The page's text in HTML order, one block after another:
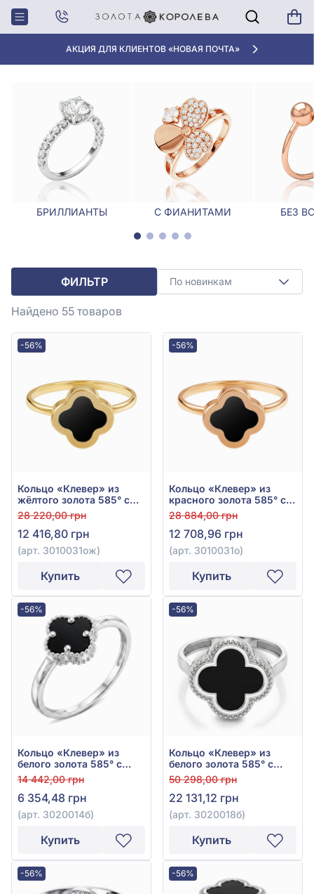
АКЦИЯ ДЛЯ КЛИЕНТОВ «НОВАЯ ПОЧТА»
Главная Кольца Кольца с ониксом
КОЛЬЦА С ОНИКСОМ
БРИЛЛИАНТЫ С ФИАНИТАМИ БЕЗ
ФИЛЬТР По новинкам
Найдено 55 товаров
-56%
Кольцо «Клевер» из
жёлтого золота 585° с
чёрным ониксом, арт.
3010031ож
28 220,00 грн
12 416,80 грн
(арт. 3010031ож)
Купить
-56%
Кольцо «Клевер» из
красного золота 585° с
чёрным ониксом, арт.
3010031о
28 884,00 грн
12 708,96 грн
(арт. 3010031о)
Купить
-56%
Кольцо «Клевер» из
белого золота 585° с
чёрным ониксом, арт.
3020014б
14 442,00 грн
6 354,48 грн
(арт. 3020014б)
Купить
-56%
Кольцо «Клевер» из
белого золота 585° с
чёрным ониксом, арт.
3020018б
50 298,00 грн
22 131,12 грн
(арт. 3020018б)
Купить
-56% -56%